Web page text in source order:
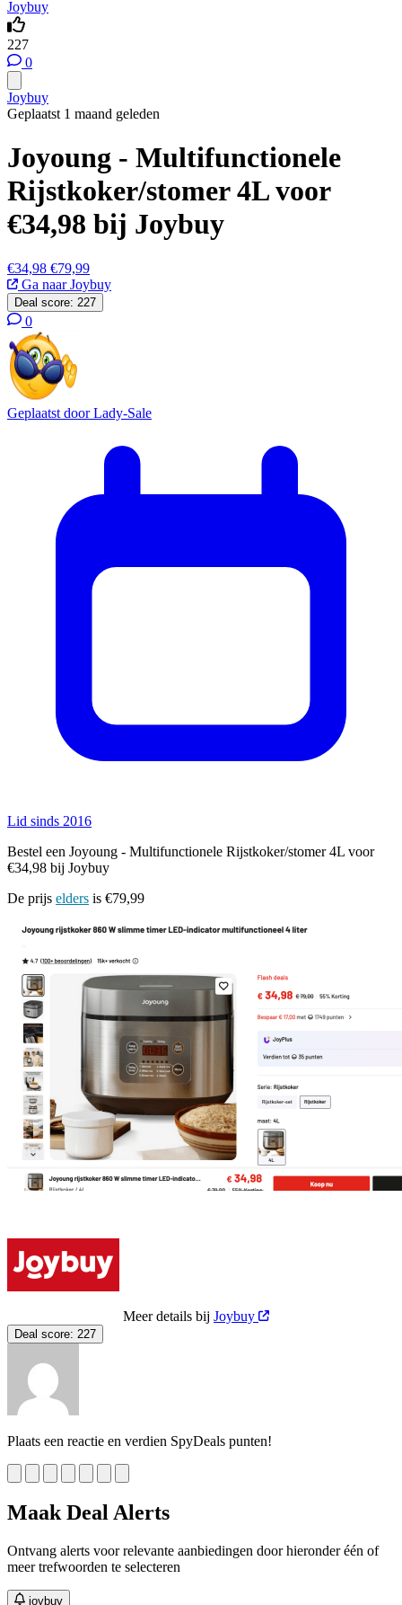
Joybuy
227
0
Joybuy
Geplaatst 1 maand geleden
Joyoung - Multifunctionele
Rijstkoker/stomer 4L voor
€34,98 bij Joybuy
€34,98 €79,99
Ga naar Joybuy
Deal score: 227
0
Geplaatst doorLady-Sale
Lid sinds 2016
Bestel een Joyoung - Multifunctionele Rijstkoker/stomer 4L voor
€34,98 bij Joybuy
De prijs elders is €79,99
Meer details bij Joybuy
Deal score: 227
Plaats een reactie en verdien SpyDeals punten!
Maak Deal Alerts
Ontvang alerts voor relevante aanbiedingen door hieronder één of
meer trefwoorden te selecteren
joybuy